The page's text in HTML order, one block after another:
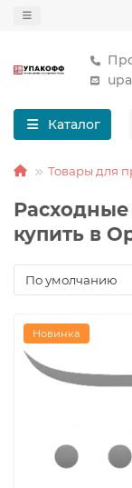
Каталог
Товары для
купить в
Новинка